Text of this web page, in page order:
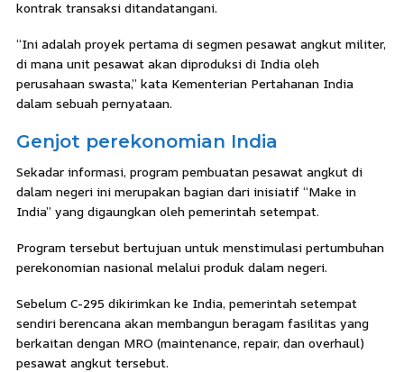
kontrak transaksi ditandatangani.
“Ini adalah proyek pertama di segmen pesawat angkut militer,
di mana unit pesawat akan diproduksi di India oleh
perusahaan swasta,” kata Kementerian Pertahanan India
dalam sebuah pernyataan.
Genjot perekonomian India
Sekadar informasi, program pembuatan pesawat angkut di
dalam negeri ini merupakan bagian dari inisiatif “Make in
India” yang digaungkan oleh pemerintah setempat.
Program tersebut bertujuan untuk menstimulasi pertumbuhan
perekonomian nasional melalui produk dalam negeri.
Sebelum C-295 dikirimkan ke India, pemerintah setempat
sendiri berencana akan membangun beragam fasilitas yang
berkaitan dengan MRO (maintenance, repair, dan overhaul)
pesawat angkut tersebut.